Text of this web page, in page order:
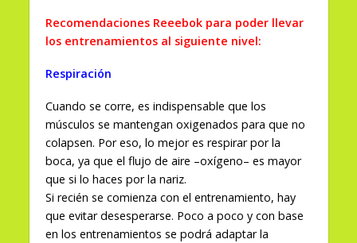
Recomendaciones Reeebok para poder llevar
los entrenamientos al siguiente nivel:
Respiración
Cuando se corre, es indispensable que los
músculos se mantengan oxigenados para que no
colapsen. Por eso, lo mejor es respirar por la
boca, ya que el flujo de aire –oxígeno– es mayor
que si lo haces por la nariz.
Si recién se comienza con el entrenamiento, hay
que evitar desesperarse. Poco a poco y con base
en los entrenamientos se podrá adaptar la